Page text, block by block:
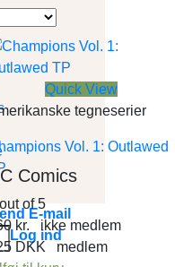
Comics
E-mail
Log ind
Quick View
tegneserier
Vol. 1: Outlawed
out of 5
kr. ikke medlem
DKK medlem